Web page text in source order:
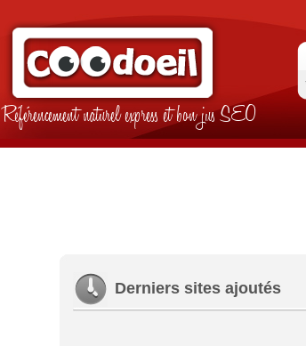
Référencement naturel express et bon jus SEO
Derniers sites ajoutés